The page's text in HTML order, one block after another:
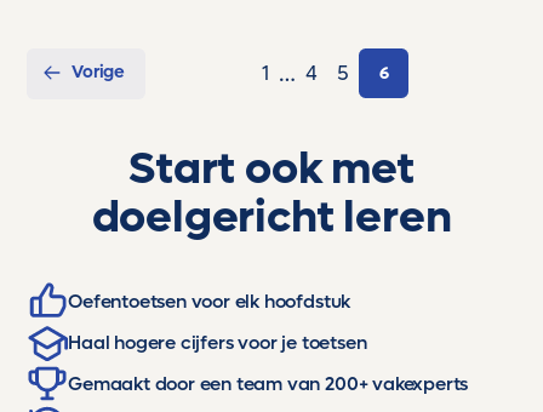
Vorige 1 … 4 5 6
Start ook met
doelgericht leren
Oefentoetsen voor elk hoofdstuk
Haal hogere cijfers voor je toetsen
Gemaakt door een team van 200+ vakexperts